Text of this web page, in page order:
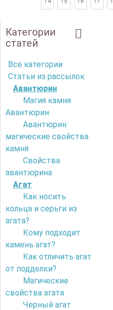
Категории
статей
Все категории
Статьи из рассылок
Авантюрин
Магия камня
Авантюрин
Авантюрин:
магические свойства
камня
Свойства
авантюрина
Агат
Как носить
кольца и серьги из
агата?
Кому подходит
камень агат?
Как отличить агат
от подделки?
Магические
свойства агата
Черный агат